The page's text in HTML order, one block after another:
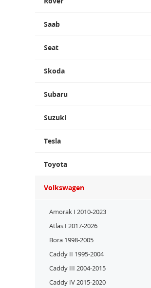
Saab
Seat
Skoda
Subaru
Suzuki
Tesla
Toyota
Volkswagen
Amorak I 2010-2023
Atlas I 2017-2026
Bora 1998-2005
Caddy II 1995-2004
Caddy III 2004-2015
Caddy IV 2015-2020